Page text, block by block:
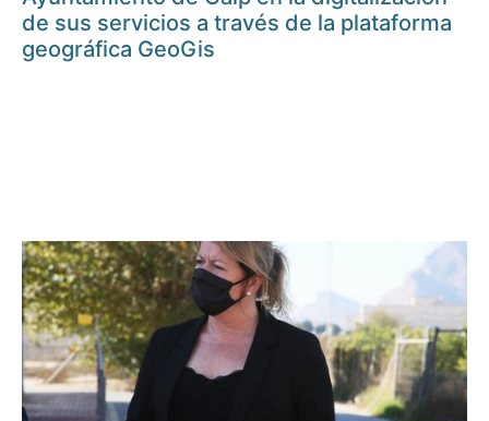
de sus servicios a través de la plataforma
geográfica GeoGis